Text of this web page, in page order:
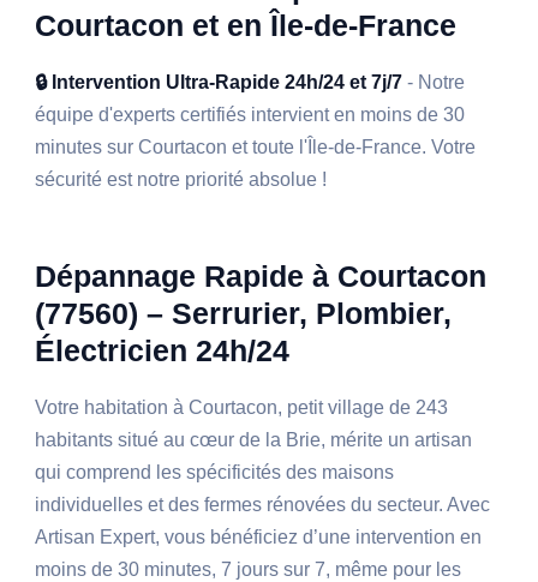
Courtacon et en Île-de-France
🔒 Intervention Ultra-Rapide 24h/24 et 7j/7 - Notre
équipe d'experts certifiés intervient en moins de 30
minutes sur Courtacon et toute l'Île-de-France. Votre
sécurité est notre priorité absolue !
Dépannage Rapide à Courtacon
(77560) – Serrurier, Plombier,
Électricien 24h/24
Votre habitation à Courtacon, petit village de 243
habitants situé au cœur de la Brie, mérite un artisan
qui comprend les spécificités des maisons
individuelles et des fermes rénovées du secteur. Avec
Artisan Expert, vous bénéficiez d’une intervention en
moins de 30 minutes, 7 jours sur 7, même pour les